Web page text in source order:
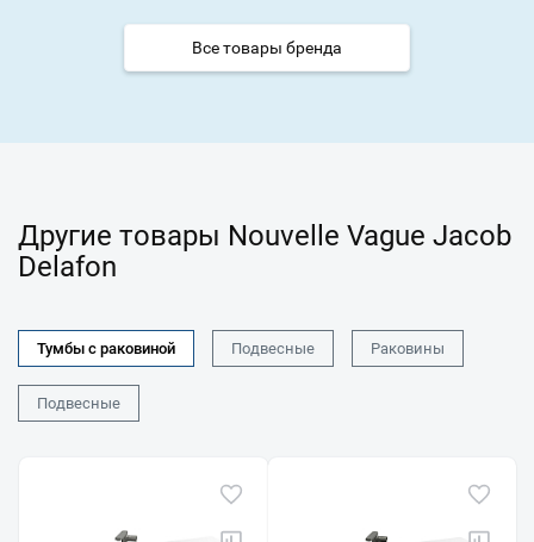
Все товары бренда
Другие товары Nouvelle Vague Jacob
Delafon
Тумбы с раковиной Подвесные Раковины
Подвесные